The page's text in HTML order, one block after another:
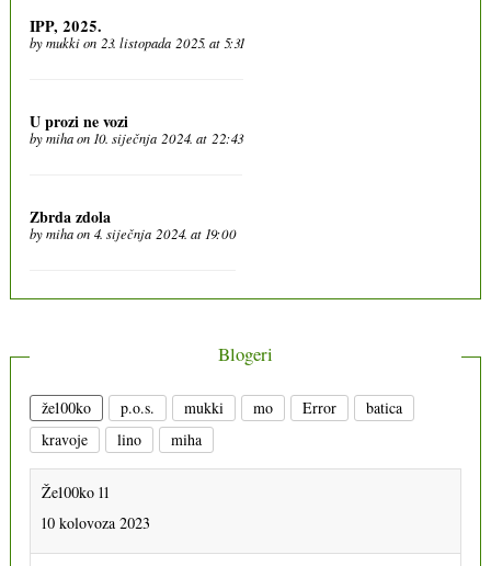
IPP, 2025.
bymukkion 23. listopada 2025. at 5:31
U prozi ne vozi
bymihaon 10. siječnja 2024. at 22:43
Zbrda zdola
bymihaon 4. siječnja 2024. at 19:00
Blogeri
že100ko p.o.s. mukki mo Error
batica
kravoje
lino miha
Že100ko 11
10 kolovoza 2023
Že100ko 10 – foto galerija
28 rujna 2022